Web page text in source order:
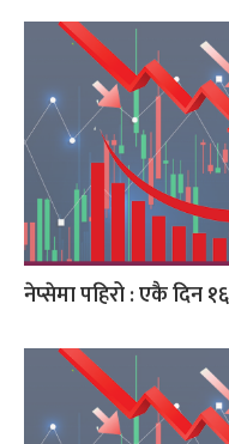
नेप्सेमा पहिरो : एकै दिन